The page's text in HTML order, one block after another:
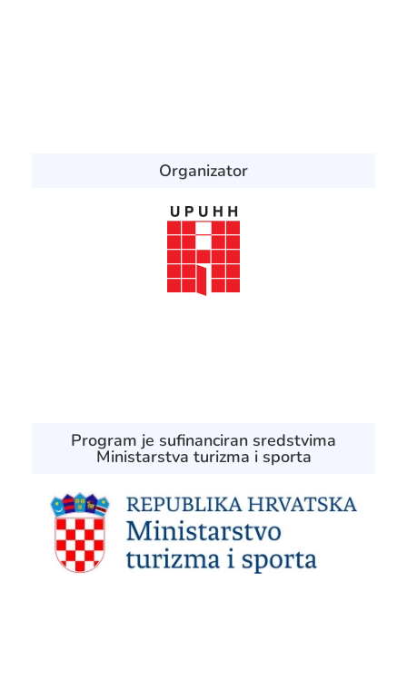
Organizator
Program je sufinanciran sredstvima
Ministarstva turizma i sporta